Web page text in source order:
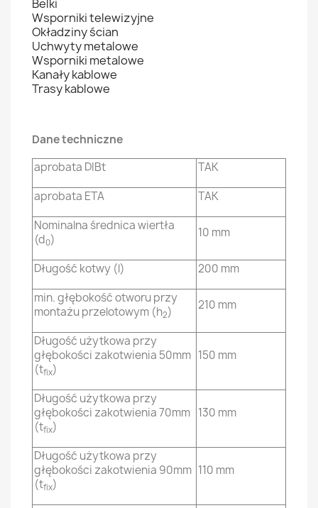
Belki
Wsporniki telewizyjne
Okładziny ścian
Uchwyty metalowe
Wsporniki metalowe
Kanały kablowe
Trasy kablowe
Dane techniczne
aprobata DIBt
TAK
aprobata ETA
TAK
Nominalna średnica wiertła
(d0) 10 mm
Długość kotwy (l)
200 mm
min. głębokość otworu przy
montażu przelotowym (h2) 210 mm
Długość użytkowa przy
głębokości zakotwienia 50mm
(tfix)
150 mm
Długość użytkowa przy
głębokości zakotwienia 70mm
(tfix)
130 mm
Długość użytkowa przy
głębokości zakotwienia 90mm
(tfix)
110 mm